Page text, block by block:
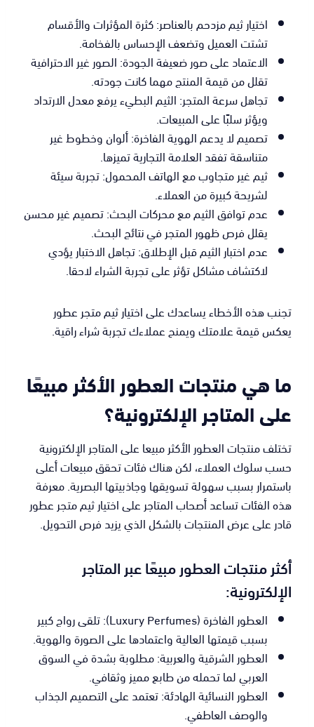
اختيار ثيم مزدحم بالعناصر: كثرة المؤثرات والأقسام
تشتت العميل وتضعف الإحساس بالفخامة.
الاعتماد على صور ضعيفة الجودة: الصور غير الاحترافية
تقلل من قيمة المنتج مهما كانت جودته.
تجاهل سرعة المتجر: الثيم البطيء يرفع معدل الارتداد
ويؤثر سلبًا على المبيعات.
تصميم لا يدعم الهوية الفاخرة: ألوان وخطوط غير
متناسقة تفقد العلامة التجارية تميزها.
ثيم غير متجاوب مع الهاتف المحمول: تجربة سيئة
لشريحة كبيرة من العملاء.
عدم توافق الثيم مع محركات البحث: تصميم غير محسن
يقلل فرص ظهور المتجر في نتائج البحث.
عدم اختبار الثيم قبل الإطلاق: تجاهل الاختبار يؤدي
لاكتشاف مشاكل تؤثر على تجربة الشراء لاحقا.
تجنب هذه الأخطاء يساعدك على اختيار ثيم متجر عطور
يعكس قيمة علامتك ويمنح عملاءك تجربة شراء راقية.
ما هي منتجات العطور الأكثر مبيعًا
على المتاجر الإلكترونية؟
تختلف منتجات العطور الأكثر مبيعا على المتاجر الإلكترونية
حسب سلوك العملاء، لكن هناك فئات تحقق مبيعات أعلى
باستمرار بسبب سهولة تسويقها وجاذبيتها البصرية. معرفة
هذه الفئات تساعد أصحاب المتاجر على اختيار ثيم متجر عطور
قادر على عرض المنتجات بالشكل الذي يزيد فرص التحويل.
أكثر منتجات العطور مبيعًا عبر المتاجر
الإلكترونية:
العطور الفاخرة (Luxury Perfumes): تلقى رواج كبير
بسبب قيمتها العالية واعتمادها على الصورة والهوية.
العطور الشرقية والعربية: مطلوبة بشدة في السوق
العربي لما تحمله من طابع مميز وثقافي.
العطور النسائية الهادئة: تعتمد على التصميم الجذاب
والوصف العاطفي.